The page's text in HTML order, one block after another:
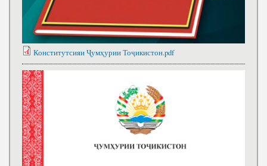
Конститутсияи Ҷумҳурии Тоҷикистон.pdf